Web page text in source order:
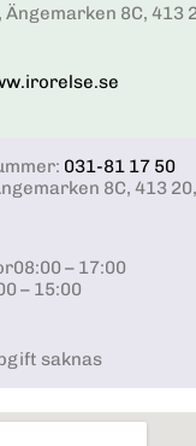
Ängemarken 8C, 413
031-81 17 50
8C, 413
08:00 – 17:00
– 15:00
saknas